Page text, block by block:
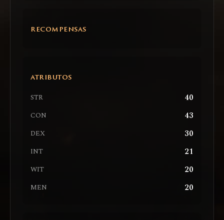
RECOMPENSAS
ATRIBUTOS
STR 40
CON 43
DEX 30
INT 21
WIT 20
MEN 20